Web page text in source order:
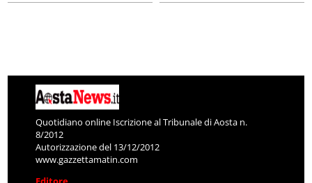
Quotidiano online Iscrizione al Tribunale di Aosta n.
8/2012
Autorizzazione del 13/12/2012
www.gazzettamatin.com